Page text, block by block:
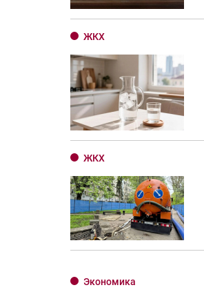
ЖКХ
ЖКХ
Экономика